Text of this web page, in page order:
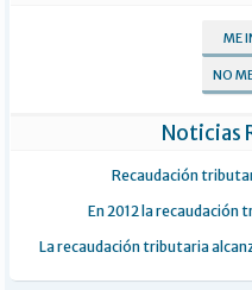
ME
NO
Noticias
Recaudación
En 2012 la recaudación
La recaudación tributaria